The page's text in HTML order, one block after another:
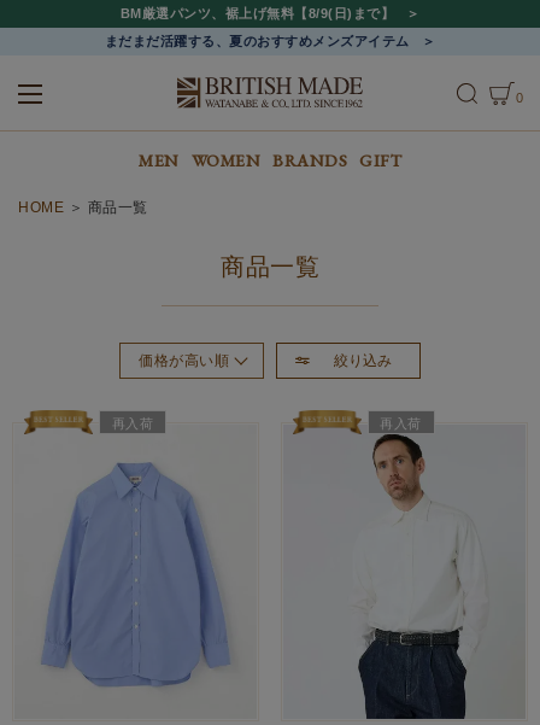
BM厳選パンツ、裾上げ無料【8/9(日)まで】
まだまだ活躍する、夏のおすすめメンズアイテム
0
MEN WOMEN BRANDS GIFT
HOME 商品一覧
商品一覧
絞り込み
新着順
価格が高い順
価格が安い順
再入荷 再入荷